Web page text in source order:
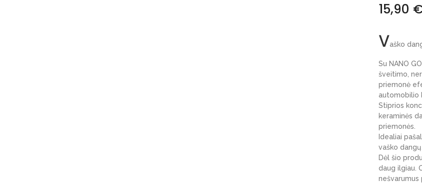
15,90
Vaško
Su NANO
šveitimo,
priemonė
automobilio
Stiprios
keraminės
priemonės.
Idealiai
vaško
Dėl šio
daug ilgiau.